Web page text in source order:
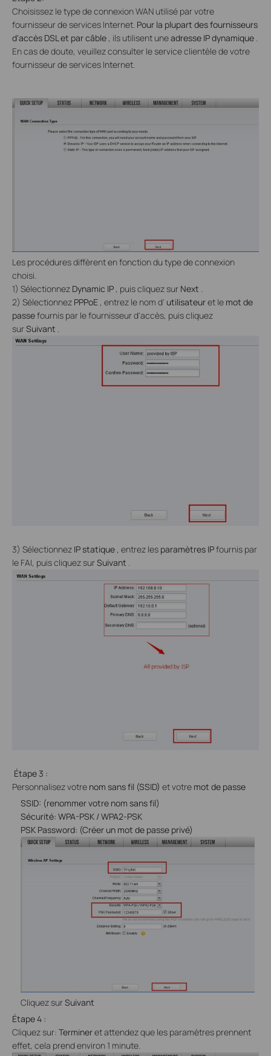
Choisissez letype deconnexion WAN utilisé par votre
fournisseur de services Internet. Pour la plupart des fournisseurs
d'accès DSL et par câble , ils utilisent uneadresse IP dynamique .
En cas de doute, veuillez consulter le service clientèle de votre
fournisseur de services Internet.
Les procédures diffèrent en fonction du type de connexion
choisi.
1) Sélectionnez Dynamic IP , puis cliquez sur Next
2) Sélectionnez PPPoE , entrez le nom d' utilisateuret le mot de
passefournis par le fournisseur d'accès, puis cliquez
surSuivant
3) Sélectionnez IP statique , entrez les paramètres IPfournis par
le FAI, puis cliquez surSuivant .
Étape 3 :
Personnalisez votre nom sans fil (SSID) et votre mot de passe
SSID: (renommer votre nom sans fil)
Sécurité: WPA-PSK / WPA2-PSK
PSK Password: (Créer un mot de passe privé)
Cliquez surSuivant
Étape4 :
Cliquez sur: Termineret attendezque les paramètres prennent
effet, cela prend environ 1 minute.